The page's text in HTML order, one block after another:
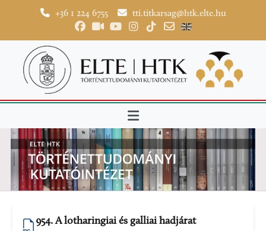
+36 1 224 6755 tti.titkarsag@htk.elte.hu
954. A lotharingiai és galliai hadjárat